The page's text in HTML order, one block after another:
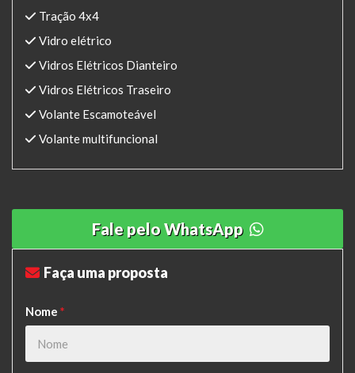
Tração 4x4
Vidro elétrico
Vidros Elétricos Dianteiro
Vidros Elétricos Traseiro
Volante Escamoteável
Volante multifuncional
Fale pelo WhatsApp
Faça uma proposta
Nome *